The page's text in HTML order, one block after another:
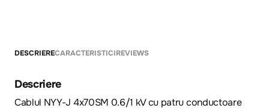
DESCRIERECARACTERISTICIREVIEWS
Descriere
Cablul NYY-J 4x70SM 0.6/1 kV cu patru conductoare